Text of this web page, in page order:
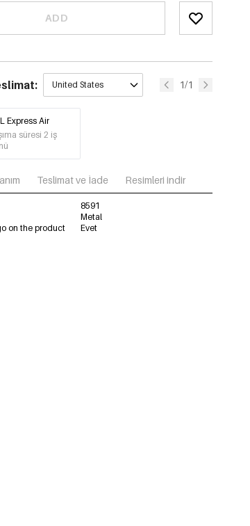
ADD
United States 1/1
Express Air
süresi 2 iş
Teslimat ve İade Resimleri indir
8591
Metal
on the product
Evet